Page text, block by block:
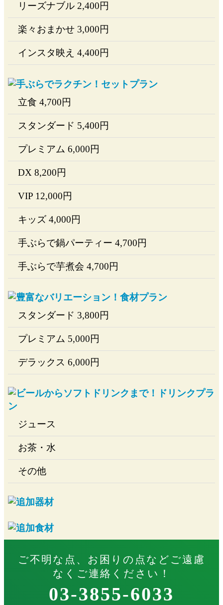
リーズナブル 2,400円
楽々おまかせ 3,000円
インスタ映え 4,400円
立食 4,700円
スタンダード 5,400円
プレミアム 6,000円
DX 8,200円
VIP 12,000円
キッズ 4,000円
手ぶらで鍋パーティー 4,700円
手ぶらで芋煮会 4,700円
スタンダード 3,800円
プレミアム 5,000円
デラックス 6,000円
ジュース
お茶・水
その他
ご不明な点、お困りの点などご遠慮
なくご連絡ください！
03-3855-6033